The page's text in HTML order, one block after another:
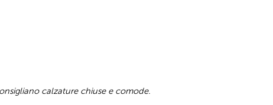
calzature chiuse e comode.